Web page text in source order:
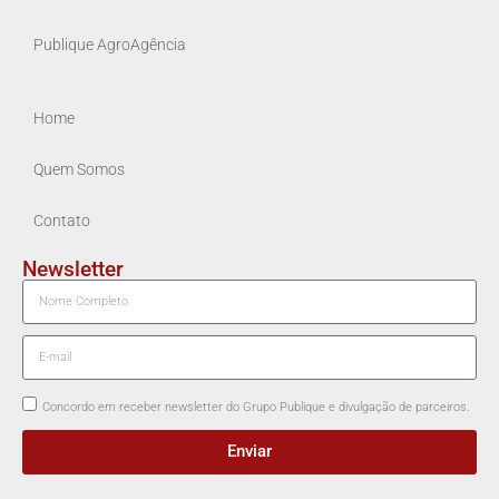
Publique AgroAgência
Home
Quem Somos
Contato
Newsletter
Concordo em receber newsletter do Grupo Publique e divulgação de parceiros.
Enviar